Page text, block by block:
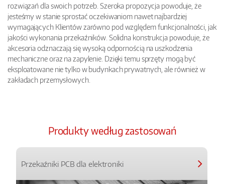
rozwiązań dla swoich potrzeb. Szeroka propozycja powoduje, że
jesteśmy w stanie sprostać oczekiwaniom nawet najbardziej
wymagających Klientów zarówno pod względem funkcjonalności, jak
jakości wykonania przekaźników. Solidna konstrukcja powoduje, że
akcesoria odznaczają się wysoką odpornością na uszkodzenia
mechaniczne oraz na zapylenie. Dzięki temu sprzęty mogą być
eksploatowane nie tylko w budynkach prywatnych, ale również w
zakładach przemysłowych.
Produkty według zastosowań
Przekaźniki PCB dla elektroniki